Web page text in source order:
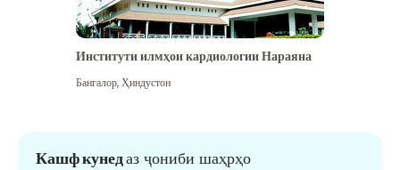
Институти илмҳои кардиологии Нараяна
Бангалор,Ҳиндустон
Кашф кунедаз ҷониби шаҳрҳо